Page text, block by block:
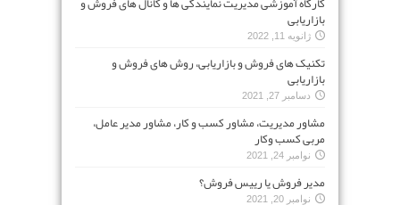
بازاریابی
ژانویه 11, 2022
تکنیک های فروش و بازاریابی، روش های فروش و
بازاریابی
دسامبر 27, 2021
مشاور مدیریت، مشاور کسب و کار، مشاور مدیر عامل،
مربی کسب وکار
نوامبر 24, 2021
مدیر فروش یا رییس فروش؟
نوامبر 20, 2021